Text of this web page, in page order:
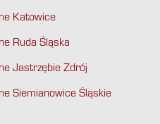
Katowice
Ruda Śląska
Jastrzębie Zdrój
Siemianowice Śląskie